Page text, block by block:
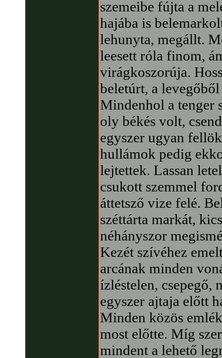
szemeibe fújta a
hajába is
lehunyta, megállt.
leesett róla finom,
virágkoszorúja.
beletúrt, a
Mindenhol a tenger
oly békés volt,
egyszer ugyan
hullámok pedig
lejtettek. Lassan
csukott szemmel
áttetsző vize felé.
széttárta markát,
néhányszor
Kezét szívéhez
arcának minden
ízléstelen, csepegő,
egyszer ajtaja előtt
Minden közös
most előtte. Míg
mindent a lehető